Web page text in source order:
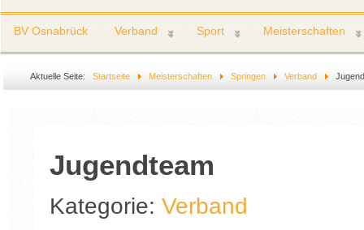
BV Osnabrück Verband Sport Meisterschaften
Aktuelle Seite: Startseite Meisterschaften Springen Verband
Jugendteam
Kategorie: Verband